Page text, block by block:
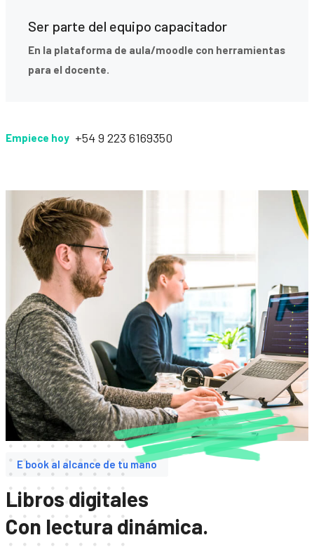
Ser parte del equipo capacitador
En la plataforma de aula/moodle con herramientas
para el docente.
Empiece hoy +54 9 223 6169350
E book al alcance de tu mano
Libros digitales
Con lectura dinámica.